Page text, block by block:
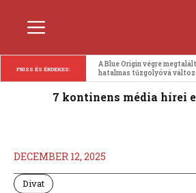
Menü
FRISS ÉS ÉRDEKES:
A Blue Origin végre
hatalmas tűzgolyóvá
7 kontinens média hírei
DECEMBER 12, 2025
Divat